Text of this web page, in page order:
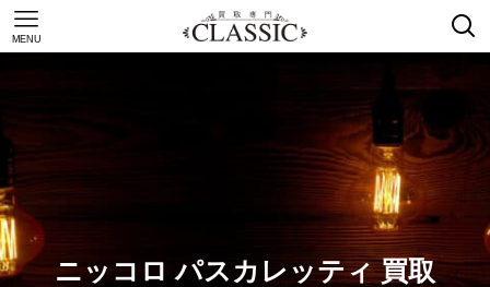
MENU
ニッコロ パスカレッティ 買取